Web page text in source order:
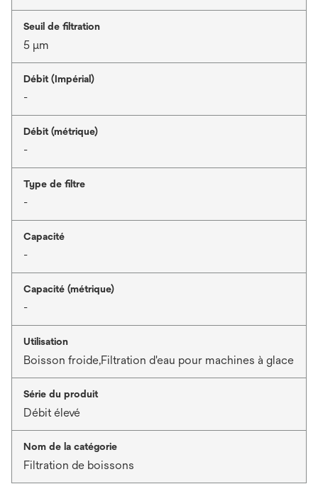
Seuil de filtration
5 μm
Débit (Impérial)
-
Débit (métrique)
-
Type de filtre
-
Capacité
-
Capacité (métrique)
-
Utilisation
Boisson froide,Filtration d'eau pour machines à glace
Série du produit
Débit élevé
Nom de la catégorie
Filtration de boissons